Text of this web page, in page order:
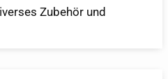
Zubehör und